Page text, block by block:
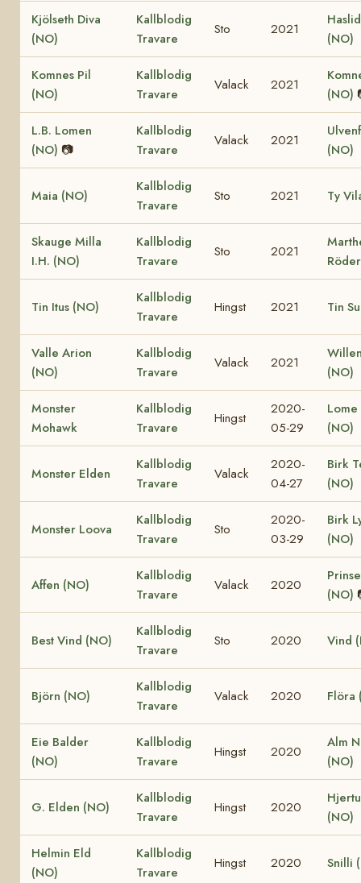
Kjölseth Diva
(NO)
Kallblodig
Travare
Sto 2021
(NO)
Komnes Pil
(NO)
Kallblodig
Travare
Valack 2021
(NO)
L.B. Lomen
(NO) 📷
Kallblodig
Travare
Valack 2021
(NO)
Maia (NO)
Kallblodig
Travare
Sto 2021 Ty
Skauge Milla
I.H. (NO)
Kallblodig
Travare
Sto 2021
Tin Itus (NO)
Kallblodig
Travare
Hingst 2021 Tin
Valle Arion
(NO)
Kallblodig
Travare
Valack 2021
(NO)
Monster
Mohawk
Kallblodig
Travare
Hingst
2020-
05-29
Lome
(NO)
Monster Elden
Kallblodig
Travare
Valack
2020-
04-27
Birk
(NO)
Monster Loova
Kallblodig
Travare
Sto
2020-
03-29
Birk
(NO)
Affen (NO)
Kallblodig
Travare
Valack 2020
(NO)
Best Vind (NO)
Kallblodig
Travare
Sto 2020 Vind
Björn (NO)
Kallblodig
Travare
Valack 2020 Flöra
Eie Balder
(NO)
Kallblodig
Travare
Hingst 2020
Alm
(NO)
G. Elden (NO)
Kallblodig
Travare
Hingst 2020
(NO)
Helmin Eld
(NO)
Kallblodig
Travare
Hingst 2020 Snilli